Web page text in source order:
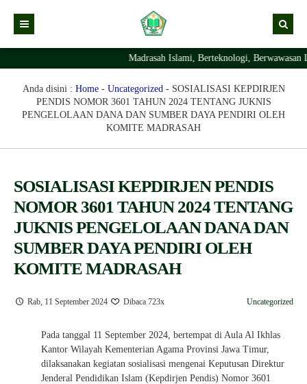
Kabar Madrasah
Kabar Pimpinan
Profil Madrasah
Visi Misi
Prestasi Madrasah
PTSP
RDM
Madrasah Islami, Berteknologi, Berwawasan
Anda disini : Home- Uncategorized- SOSIALISASI KEPDIRJEN
PENDIS NOMOR 3601 TAHUN 2024 TENTANG JUKNIS
PENGELOLAAN DANA DAN SUMBER DAYA PENDIRI OLEH
KOMITE MADRASAH
SOSIALISASI KEPDIRJEN PENDIS
NOMOR 3601 TAHUN 2024 TENTANG
JUKNIS PENGELOLAAN DANA DAN
SUMBER DAYA PENDIRI OLEH
KOMITE MADRASAH
Rab, 11 September 2024 Dibaca 723x Uncategorized
Pada tanggal 11 September 2024, bertempat di Aula Al Ikhlas
Kantor Wilayah Kementerian Agama Provinsi Jawa Timur,
dilaksanakan kegiatan sosialisasi mengenai Keputusan Direktur
Jenderal Pendidikan Islam (Kepdirjen Pendis) Nomor 3601